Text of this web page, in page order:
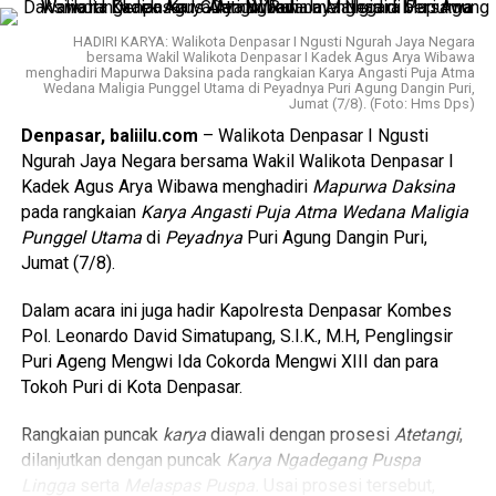
Rangkaian upacara telah berlangsung sejak 24 Juli dan
akan berakhir pada 8 Agustus 2026. Puncak prosesi
dijadwalkan pada 7 Agustus 2026, diawali dengan mecaru,
dilanjutkan prosesi pengabenan, hingga upacara penyucian
yang melibatkan pemangku, Ida Pandita, serta krama desa
setempat.
Sebagai bentuk dukungan, Wagub Giri Prasta turut
menyerahkan punia kepada panitia karya sebesar Rp 25
juta. Selain itu, bantuan juga diberikan kepada Sekaa
Angklung sebesar Rp 5 juta, Sekaa Santhi sebesar Rp 2
juta, serta kepada pemangku sebesar Rp 4 juta.
(gs/bi)
Baca Juga Walikota Jaya Negara Didampingi
World Merdeka Run 2025"
HADIRI KARYA: Walikota Denpasar I Ngusti Ngurah Jaya Negara
bersama Wakil Walikota Denpasar I Kadek Agus Arya Wibawa
menghadiri Mapurwa Daksina pada rangkaian Karya Angasti Puja Atma
Wedana Maligia Punggel Utama di Peyadnya Puri Agung Dangin Puri,
Jumat (7/8). (Foto: Hms Dps)
Denpasar, baliilu.com – Walikota Denpasar I Ngusti
Ngurah Jaya Negara bersama Wakil Walikota Denpasar I
Kadek Agus Arya Wibawa menghadiri Mapurwa Daksina
pada rangkaian Karya Angasti Puja Atma Wedana Maligia
Punggel Utamadi PeyadnyaPuri Agung Dangin Puri,
Jumat (7/8).
Dalam acara ini juga hadir Kapolresta Denpasar Kombes
Pol. Leonardo David Simatupang, S.I.K., M.H, Penglingsir
Puri Ageng Mengwi Ida Cokorda Mengwi XIII dan para
Tokoh Puri di Kota Denpasar.
Rangkaian puncak karyadiawali dengan prosesi Atetangi,
dilanjutkan dengan puncak Karya Ngadegang Puspa